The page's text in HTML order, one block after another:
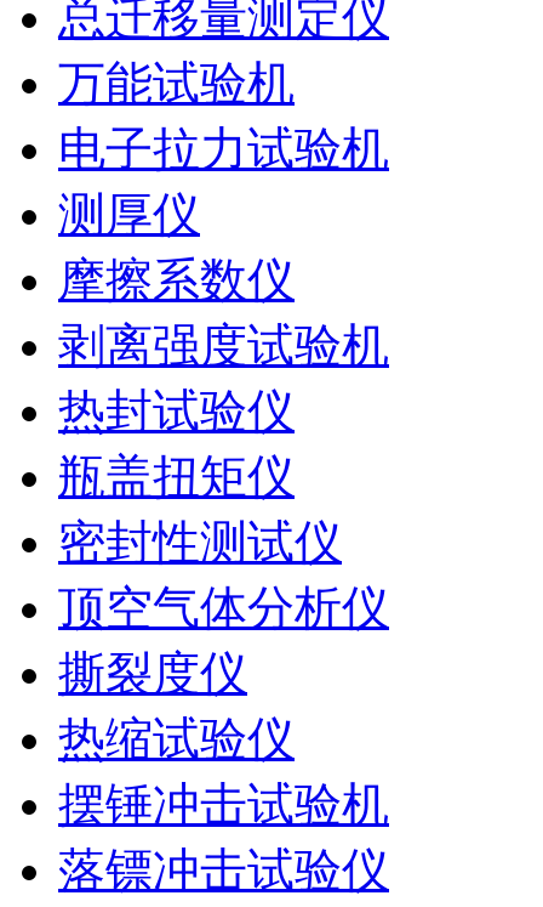
总迁移量测定仪
万能试验机
电子拉力试验机
测厚仪
摩擦系数仪
剥离强度试验机
热封试验仪
瓶盖扭矩仪
密封性测试仪
顶空气体分析仪
撕裂度仪
热缩试验仪
摆锤冲击试验机
落镖冲击试验仪